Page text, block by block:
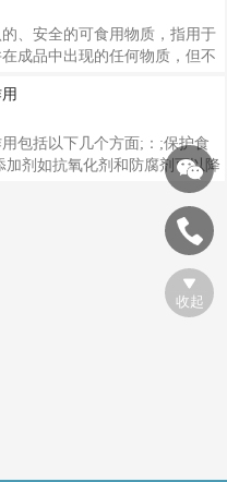
品的感官功能是食品的重要
味、形、体态等是衡量食品质
工后会出现褪色、变色、风味
，可明显提高食品的感官质
需要。3，保持或提高食品的
时适当地添加某些属于天然
、安全的可食用物质，指用于
成品中出现的任何物质，但不
，但配料与食品的界限具有相
身就是食品（如酱油），但它
成了配料。配料与食品添加剂
着配料功能的提升，其在食品
减少而有可能会发展成食品添
业的发展速度是极快的，和调
配料涵盖于所有食品生产应用之
软饮料、儿童食品、方便食
包括以下几个方面;：;保护食
加剂如抗氧化剂和防腐剂可以降
染的风险，从而保护食品的安
;：食品添加剂可以改善食品的
例如增加食品的甜度或咸度、调
深浅等;。;延长保质期;：防腐
可以延长食品的保质期，减少
程中的变质;。;增强营养价值;：
素和矿物质可以补充食品中缺
收起